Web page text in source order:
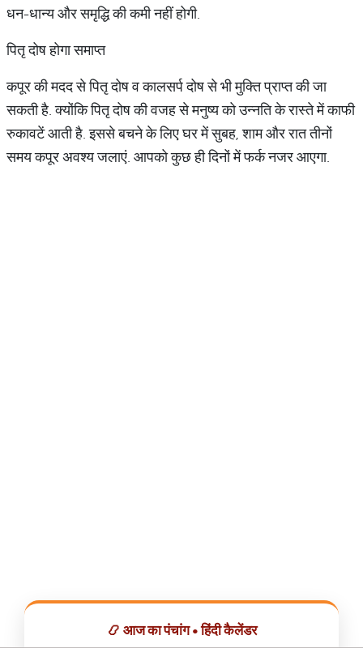
धन-धान्य और समृद्धि की कमी नहीं होगी.
पितृ दोष होगा समाप्त
कपूर की मदद से पितृ दोष व कालसर्प दोष से भी मुक्ति प्राप्त की जा
सकती है. क्योंकि पितृ दोष की वजह से मनुष्य को उन्नति के रास्ते में काफी
रुकावटें आती है. इससे बचने के लिए घर में सुबह, शाम और रात तीनों
समय कपूर अवश्य जलाएं. आपको कुछ ही दिनों में फर्क नजर आएगा.
📿 आज का पंचांग • हिंदी कैलेंडर